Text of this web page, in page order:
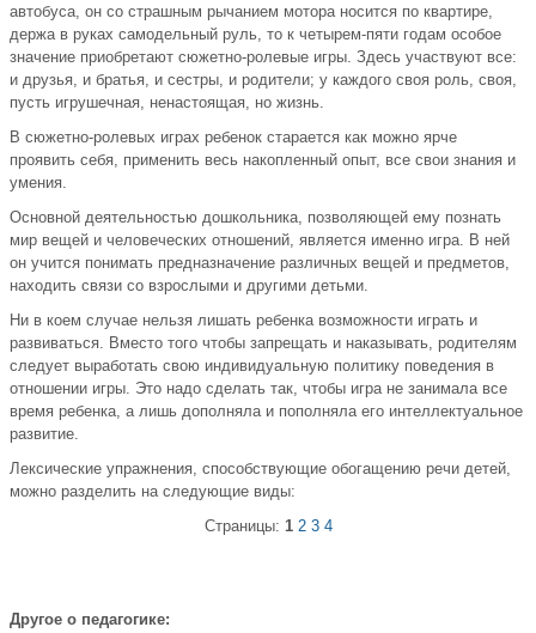
автобуса, он со страшным рычанием мотора носится по квартире,
держа в руках самодельный руль, то к четырем-пяти годам особое
значение приобретают сюжетно-ролевые игры. Здесь участвуют все:
и друзья, и братья, и сестры, и родители; у каждого своя роль, своя,
пусть игрушечная, ненастоящая, но жизнь.
В сюжетно-ролевых играх ребенок старается как можно ярче
проявить себя, применить весь накопленный опыт, все свои знания и
умения.
Основной деятельностью дошкольника, позволяющей ему познать
мир вещей и человеческих отношений, является именно игра. В ней
он учится понимать предназначение различных вещей и предметов,
находить связи со взрослыми и другими детьми.
Ни в коем случае нельзя лишать ребенка возможности играть и
развиваться. Вместо того чтобы запрещать и наказывать, родителям
следует выработать свою индивидуальную политику поведения в
отношении игры. Это надо сделать так, чтобы игра не занимала все
время ребенка, а лишь дополняла и пополняла его интеллектуальное
развитие.
Лексические упражнения, способствующие обогащению речи детей,
можно разделить на следующие виды:
Страницы: 1 2 3 4
Другое о педагогике: